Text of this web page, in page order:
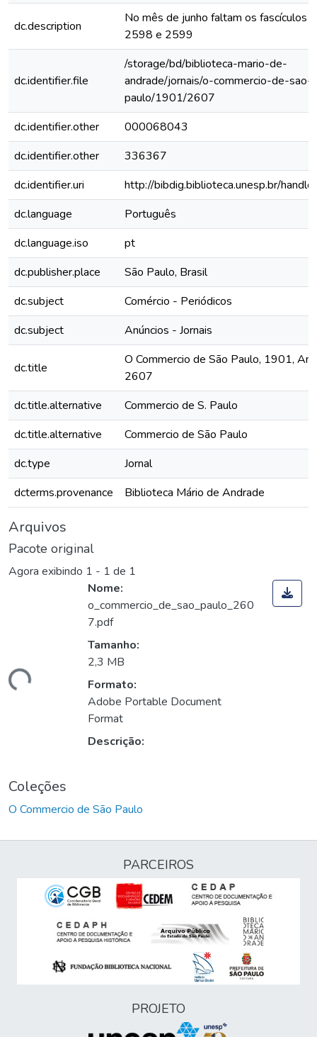
dc.description
No mês de junho faltam os fascículos
2598 e 2599
dc.identifier.file
/storage/bd/biblioteca-mario-de-
andrade/jornais/o-commercio-de-sao-
paulo/1901/2607
dc.identifier.other
000068043
dc.identifier.other
336367
dc.identifier.uri
http://bibdig.biblioteca.unesp.br/
dc.language
Português
dc.language.iso
pt
dc.publisher.place
São Paulo, Brasil
dc.subject
Comércio - Periódicos
dc.subject
Anúncios - Jornais
dc.title
O Commercio de São Paulo, 1901,
2607
dc.title.alternative
Commercio de S. Paulo
dc.title.alternative
Commercio de São Paulo
dc.type
Jornal
dcterms.provenance
Biblioteca Mário de Andrade
Arquivos
Pacote original
Agora exibindo 1 - 1 de 1
Nome:
o_commercio_de_sao_paulo_260
7.pdf
Tamanho:
2,3 MB
Formato:
Adobe Portable Document
Format
Descrição:
Coleções
O Commercio de São Paulo
PARCEIROS
PROJETO